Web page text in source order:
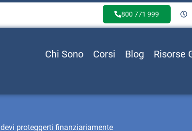
800 771 999
Chi Sono Corsi Blog Risorse
proteggerti finanziariamente